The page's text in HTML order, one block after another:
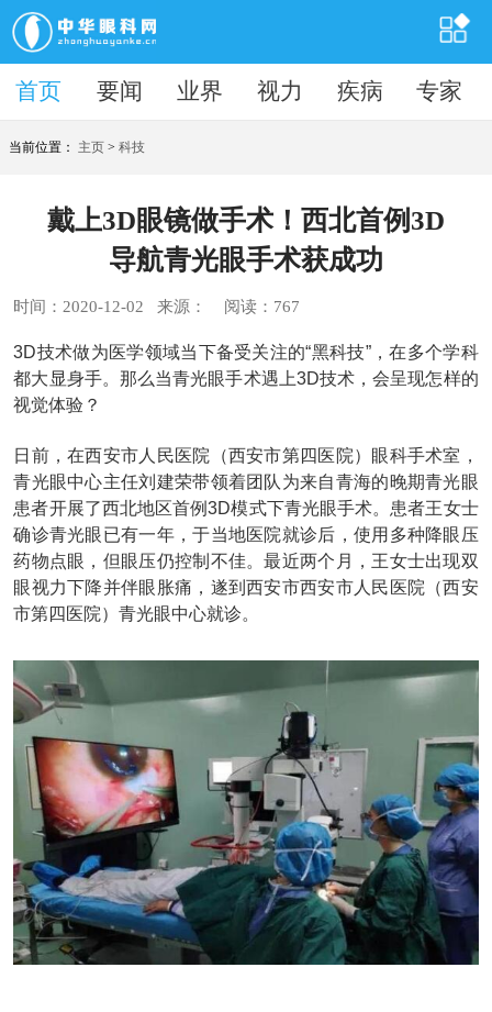
首页 要闻 业界 视力 疾病 专家
首页
当前位置： 主页 >科技
戴上3D眼镜做手术！西北首例3D
导航青光眼手术获成功
时间：2020-12-02 来源： 阅读： 767
3D技术做为医学领域当下备受关注的“黑科技”，在多个学科
都大显身手。那么当青光眼手术遇上3D技术，会呈现怎样的
视觉体验？
日前，在西安市人民医院（西安市第四医院）眼科手术室，
青光眼中心主任刘建荣带领着团队为来自青海的晚期青光眼
患者开展了西北地区首例3D模式下青光眼手术。患者王女士
确诊青光眼已有一年，于当地医院就诊后，使用多种降眼压
药物点眼，但眼压仍控制不佳。最近两个月，王女士出现双
眼视力下降并伴眼胀痛，遂到西安市西安市人民医院（西安
市第四医院）青光眼中心就诊。